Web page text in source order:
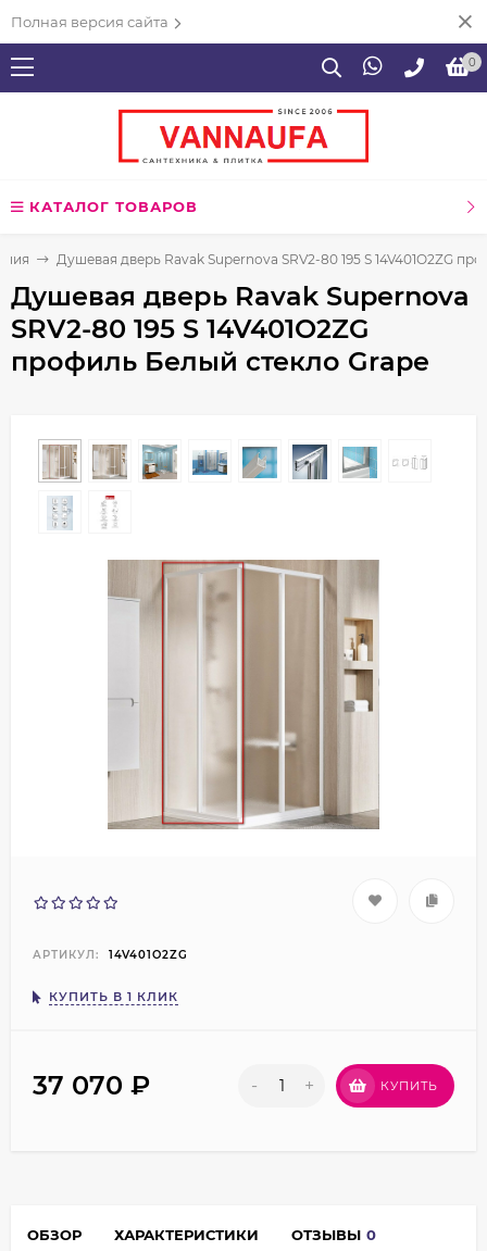
Полная версия сайта
0
КАТАЛОГ ТОВАРОВ
Душевая дверь Ravak Supernova SRV2-80 195 S 14V401O2ZG
Душевая дверь Ravak Supernova
SRV2-80 195 S 14V401O2ZG
профиль Белый стекло Grape
АРТИКУЛ: 14V401O2ZG
КУПИТЬ В 1 КЛИК
37 070 ₽ - + КУПИТЬ
ОБЗОР ХАРАКТЕРИСТИКИ ОТЗЫВЫ 0